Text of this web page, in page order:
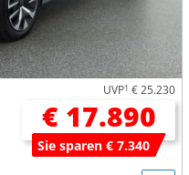
UVP1 € 25.230
€ 17.890
Sie sparen € 7.340